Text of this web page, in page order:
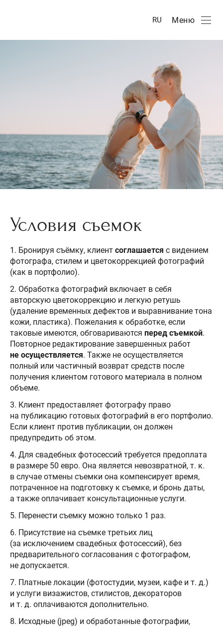
RU Меню
Условия съемок
1. Бронируя съёмку, клиент соглашается с видением
фотографа, стилем и цветокоррекцией фотографий
(как в портфолио).
2. Обработка фотографий включает в себя
авторскую цветокоррекцию и легкую ретушь
(удаление временных дефектов и выравнивание тона
кожи, пластика). Пожелания к обработке, если
таковые имеются, обговариваются перед съемкой.
Повторное редактирование завершенных работ
не осуществляется. Также не осуществляется
полный или частичный возврат средств после
получения клиентом готового материала в полном
объеме.
3. Клиент предоставляет фотографу право
на публикацию готовых фотографий в его портфолио.
Если клиент против публикации, он должен
предупредить об этом.
4. Для свадебных фотосессий требуется предоплата
в размере 50 евро. Она является невозвратной, т. к.
в случае отмены съемки она компенсирует время,
потраченное на подготовку к съемке, и бронь даты,
а также оплачивает консультационные услуги.
5. Перенести съемку можно только 1 раз.
6. Присутствие на съемке третьих лиц
(за исключением свадебных фотосессий), без
предварительного согласования с фотографом,
не допускается.
7. Платные локации (фотостудии, музеи, кафе и т. д.)
и услуги визажистов, стилистов, декораторов
и т. д. оплачиваются дополнительно.
8. Исходные (jpeg) и обработанные фотографии,